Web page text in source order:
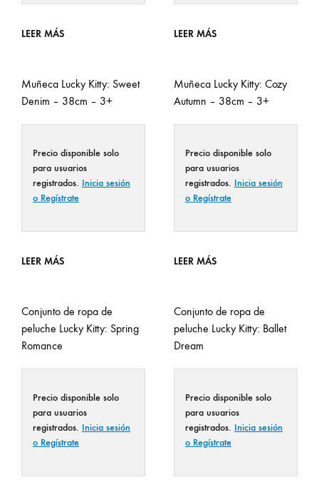
LEER MÁS LEER MÁS
Muñeca Lucky Kitty: Sweet
Denim – 38cm – 3+
Precio disponible solo
para usuarios
registrados. Inicia sesión
o Regístrate
LEER MÁS
Muñeca Lucky Kitty: Cozy
Autumn – 38cm – 3+
Precio disponible solo
para usuarios
registrados. Inicia sesión
o Regístrate
LEER MÁS
Conjunto de ropa de
peluche Lucky Kitty: Spring
Romance
Precio disponible solo
para usuarios
registrados. Inicia sesión
o Regístrate
Conjunto de ropa de
peluche Lucky Kitty: Ballet
Dream
Precio disponible solo
para usuarios
registrados. Inicia sesión
o Regístrate